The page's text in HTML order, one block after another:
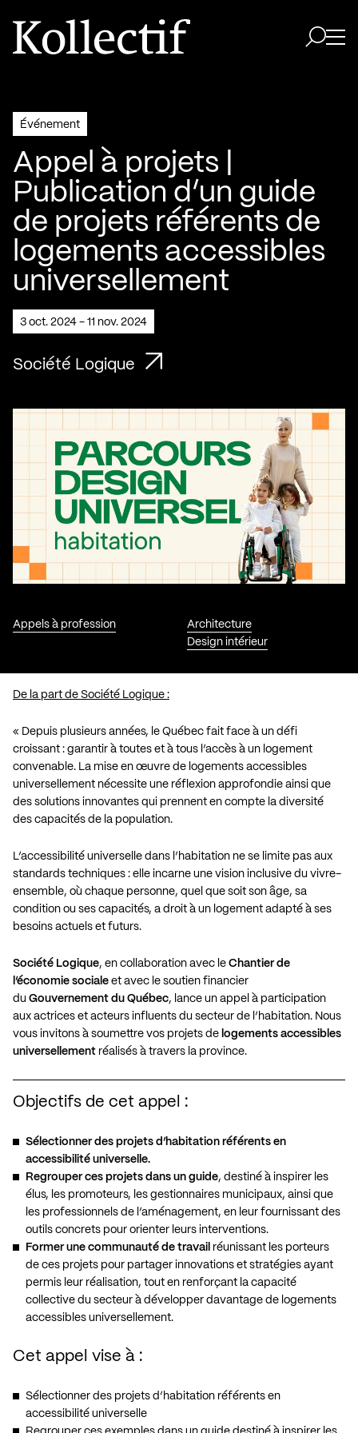
Aller à la page d'accueil
Logo Kollectif
Événement
Appel à projets |
Publication d’un guide
de projets référents de
logements accessibles
universellement
3 oct. 2024 - 11 nov. 2024
Société Logique
Appels à profession
Architecture
Design intérieur
De la part de Société Logique :
« Depuis plusieurs années, le Québec fait face à un défi
croissant : garantir à toutes et à tous l’accès à un logement
convenable. La mise en œuvre de logements accessibles
universellement nécessite une réflexion approfondie ainsi que
des solutions innovantes qui prennent en compte la diversité
des capacités de la population.
L’accessibilité universelle dans l’habitation ne se limite pas aux
standards techniques : elle incarne une vision inclusive du vivre-
ensemble, où chaque personne, quel que soit son âge, sa
condition ou ses capacités, a droit à un logement adapté à ses
besoins actuels et futurs.
Société Logique, en collaboration avec le Chantier de
l’économie sociale et avec le soutien financier
du Gouvernement du Québec, lance un appel à participation
aux actrices et acteurs influents du secteur de l’habitation. Nous
vous invitons à soumettre vos projets de logements accessibles
universellement réalisés à travers la province.
Objectifs de cet appel :
Sélectionner des projets d’habitation référents en
accessibilité universelle.
Regrouper ces projets dans un guide, destiné à inspirer les
élus, les promoteurs, les gestionnaires municipaux, ainsi que
les professionnels de l’aménagement, en leur fournissant des
outils concrets pour orienter leurs interventions.
Former une communauté de travail réunissant les porteurs
de ces projets pour partager innovations et stratégies ayant
permis leur réalisation, tout en renforçant la capacité
collective du secteur à développer davantage de logements
accessibles universellement.
Cet appel vise à :
Sélectionner des projets d’habitation référents en
accessibilité universelle